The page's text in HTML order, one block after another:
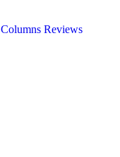
Columns Reviews